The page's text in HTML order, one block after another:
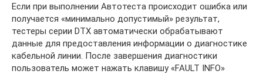
Если при выполнении Автотеста происходит ошибка или
получается «минимально допустимый» результат,
тестеры серии DTX автоматически обрабатывают
данные для предоставления информации о диагностике
кабельной линии. После завершения диагностики
пользователь может нажать клавишу «FAULT INFO»